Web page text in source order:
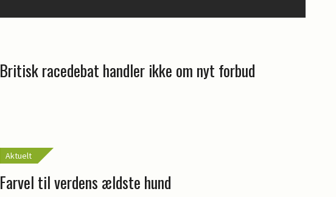
Britisk racedebat handler ikke om nyt forbud
Aktuelt
Farvel til verdens ældste hund